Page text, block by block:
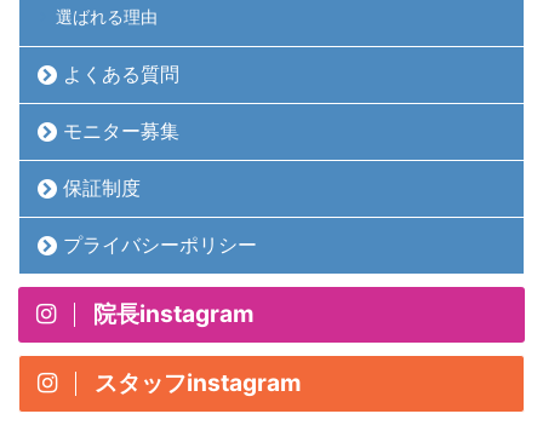
選ばれる理由
よくある質問
モニター募集
保証制度
プライバシーポリシー
院長instagram
スタッフinstagram